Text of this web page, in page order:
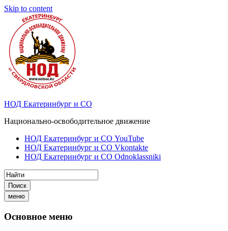
Skip to content
НОД Екатеринбург и СО
Национально-освободительное движение
НОД Екатеринбург и СО YouTube
НОД Екатеринбург и СО Vkontakte
НОД Екатеринбург и СО Odnoklassniki
Поиск
меню
Основное меню